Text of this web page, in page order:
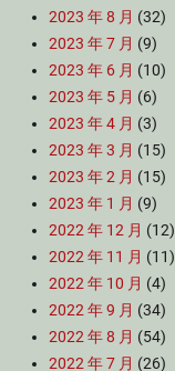
2023 年 8 月 (32)
2023 年 7 月 (9)
2023 年 6 月 (10)
2023 年 5 月 (6)
2023 年 4 月 (3)
2023 年 3 月 (15)
2023 年 2 月 (15)
2023 年 1 月 (9)
2022 年 12 月 (12)
2022 年 11 月 (11)
2022 年 10 月 (4)
2022 年 9 月 (34)
2022 年 8 月 (54)
2022 年 7 月 (26)